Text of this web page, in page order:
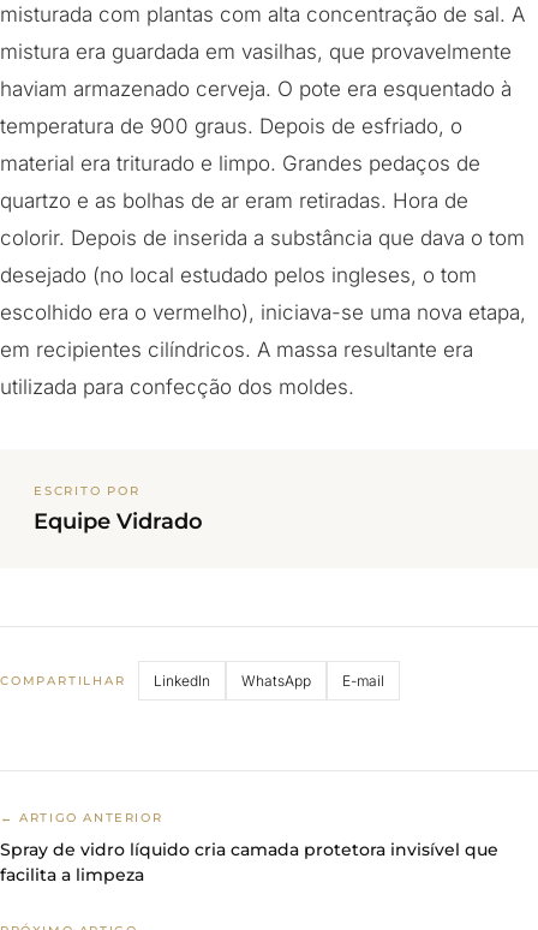
misturada com plantas com alta concentração de sal. A
mistura era guardada em vasilhas, que provavelmente
haviam armazenado cerveja. O pote era esquentado à
temperatura de 900 graus. Depois de esfriado, o
material era triturado e limpo. Grandes pedaços de
quartzo e as bolhas de ar eram retiradas. Hora de
colorir. Depois de inserida a substância que dava o tom
desejado (no local estudado pelos ingleses, o tom
escolhido era o vermelho), iniciava-se uma nova etapa,
em recipientes cilíndricos. A massa resultante era
utilizada para confecção dos moldes.
ESCRITO POR
Equipe Vidrado
COMPARTILHAR LinkedIn WhatsApp E-mail
← ARTIGO ANTERIOR
Spray de vidro líquido cria camada protetora invisível que
facilita a limpeza